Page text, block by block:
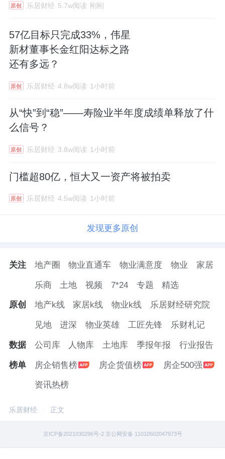
原创 乐居财经 5.7w阅读 刚刚
57亿目标只完成33%，伟星
新材董事长金红阳达标之路
还有多远？
原创 乐居财经 4.8w阅读 1小时前
从“快”到“稳”——寿险业半年度成绩单释放了什
么信号？
原创 乐居财经 3.8w阅读 1小时前
门槛超80亿，恒大又一资产将被拍卖
原创 乐居财经 4.5w阅读 1小时前
发现更多原创
关注 地产圈 物业直通车 物业满意度 物业 家居
乐商 土地 视频 7*24 专题 精选
原创 地产k线 家居k线 物业k线 乐居财经研究院
见地 进深 物业英雄 工匠先锋 乐财札记
数据 公司库 人物库 土地库 季报年报 行业报告
榜单 房企销售榜 房企货值榜 房企500强
资讯热榜
乐居财经 正文
京ICP备2021030296号-2 京公网安备 11010502047973号